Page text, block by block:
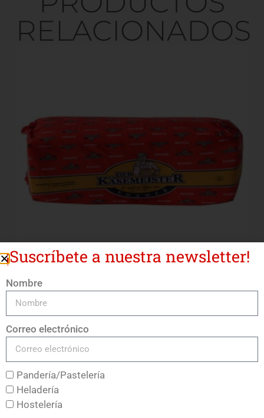
RELACIONADOS
¡Suscríbete a nuestra newsletter!
Nombre
Correo electrónico
Pandería/Pastelería
Heladería
Hostelería